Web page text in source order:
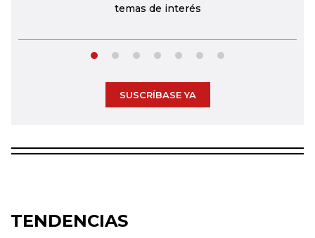
temas de interés
SUSCRÍBASE YA
TENDENCIAS